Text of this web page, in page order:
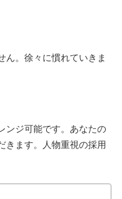
。徐々に慣れていきま
ンジ可能です。あなたの
きます。人物重視の採用